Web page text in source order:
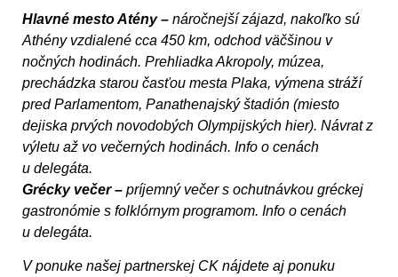
Hlavné mesto Atény – náročnejší zájazd, nakoľko sú
Athény vzdialené cca 450 km, odchod väčšinou v
nočných hodinách. Prehliadka Akropoly, múzea,
prechádzka starou časťou mesta Plaka, výmena stráží
pred Parlamentom, Panathenajský štadión (miesto
dejiska prvých novodobých Olympijských hier). Návrat z
výletu až vo večerných hodinách. Info o cenách
u delegáta.
Grécky večer – príjemný večer s ochutnávkou gréckej
gastronómie s folklórnym programom. Info o cenách
u delegáta.
V ponuke našej partnerskej CK nájdete aj ponuku